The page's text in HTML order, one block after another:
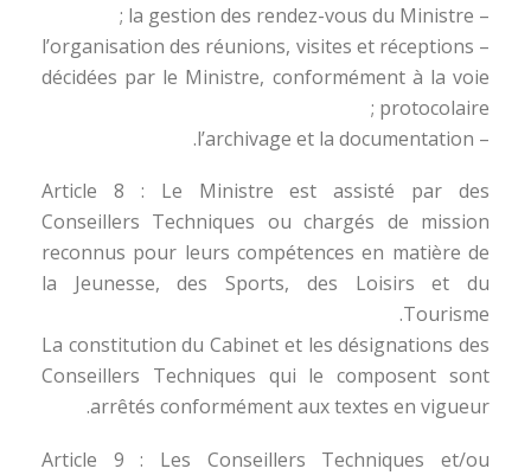
– la gestion des rendez-vous du Ministre ;
– l’organisation des réunions, visites et réceptions
décidées par le Ministre, conformément à la voie
protocolaire ;
– l’archivage et la documentation.
Article 8 : Le Ministre est assisté par des
Conseillers Techniques ou chargés de mission
reconnus pour leurs compétences en matière de
la Jeunesse, des Sports, des Loisirs et du
Tourisme.
La constitution du Cabinet et les désignations des
Conseillers Techniques qui le composent sont
arrêtés conformément aux textes en vigueur.
Article 9 : Les Conseillers Techniques et/ou